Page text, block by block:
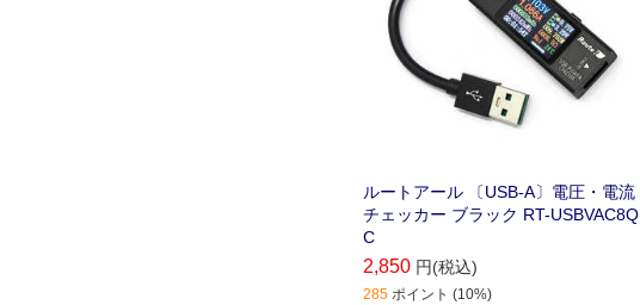
ルートアール 〔USB-A〕電圧・電流
チェッカー ブラック RT-USBVAC8Q
C
2,850 円(税込)
285 ポイント (10%)